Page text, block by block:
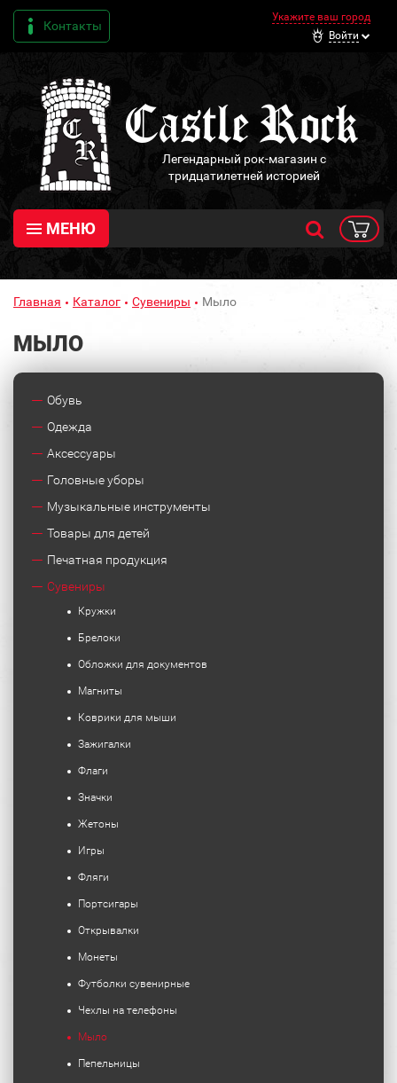
Контакты
Укажите ваш город
Войти
Легендарный рок-магазин с
тридцатилетней историей
МЕНЮ
Главная Каталог Сувениры Мыло
МЫЛО
Обувь
Одежда
Аксессуары
Головные уборы
Музыкальные инструменты
Товары для детей
Печатная продукция
Сувениры
Кружки
Брелоки
Обложки для документов
Магниты
Коврики для мыши
Зажигалки
Флаги
Значки
Жетоны
Игры
Фляги
Портсигары
Открывалки
Монеты
Футболки сувенирные
Чехлы на телефоны
Мыло
Пепельницы